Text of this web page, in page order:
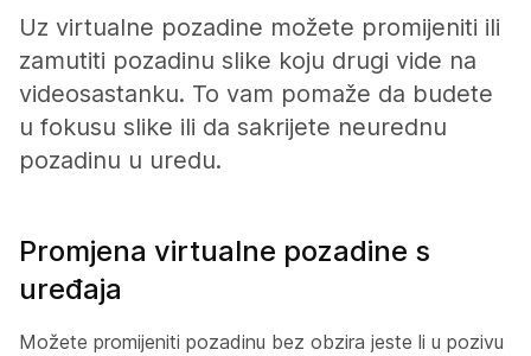
Uz virtualne pozadine možete promijeniti ili
zamutiti pozadinu slike koju drugi vide na
videosastanku. To vam pomaže da budete
u fokusu slike ili da sakrijete neurednu
pozadinu u uredu.
Promjena virtualne pozadine s
uređaja
Možete promijeniti pozadinu bez obzira jeste li u pozivu